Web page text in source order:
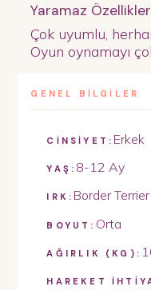
Yaramaz
Çok uyumlu,
Oyun oynamayı
GENEL BİLGİLER
CİNSİYET: Erkek
YAŞ: 8-12 Ay
IRK: Border
BOYUT: Orta
AĞIRLIK (KG):
HAREKET